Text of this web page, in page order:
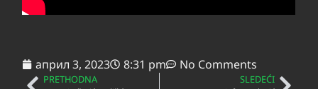
април 3, 2023 8:31 pm No Comments
PRETHODNA SLEDEĆI